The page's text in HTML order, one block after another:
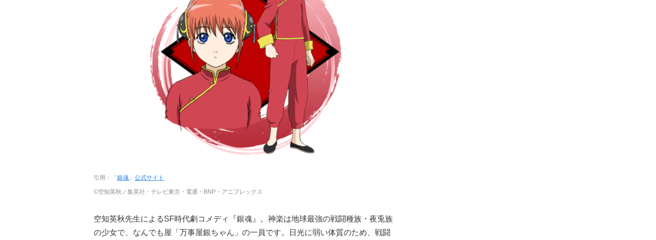
引用：「銀魂 」 公式サイト
©空知英秋／集英社・テレビ東京・電通・BNP・アニプレックス
空知英秋先生によるSF時代劇コメディ『銀魂』。神楽は地球最強の戦闘種族・夜兎族
の少女で、なんでも屋「万事屋銀ちゃん」の一員です。日光に弱い体質のため、戦闘